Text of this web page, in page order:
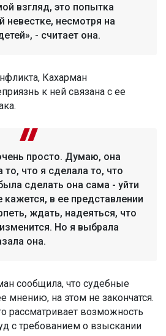
взгляд, это попытка
невестке, несмотря на
- считает она.
Кахарман
к ней связана с ее
просто. Думаю, она
то, что я сделала то, что
сделать она сама - уйти
кажется, в ее представлении
ждать, надеяться, что
Но я выбрала
она.
сообщила, что судебные
мнению, на этом не закончатся.
рассматривает возможность
с требованием о взыскании